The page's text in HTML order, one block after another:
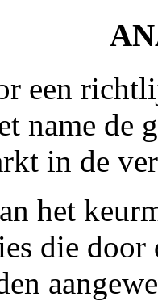
een
name de
in de
het
die door